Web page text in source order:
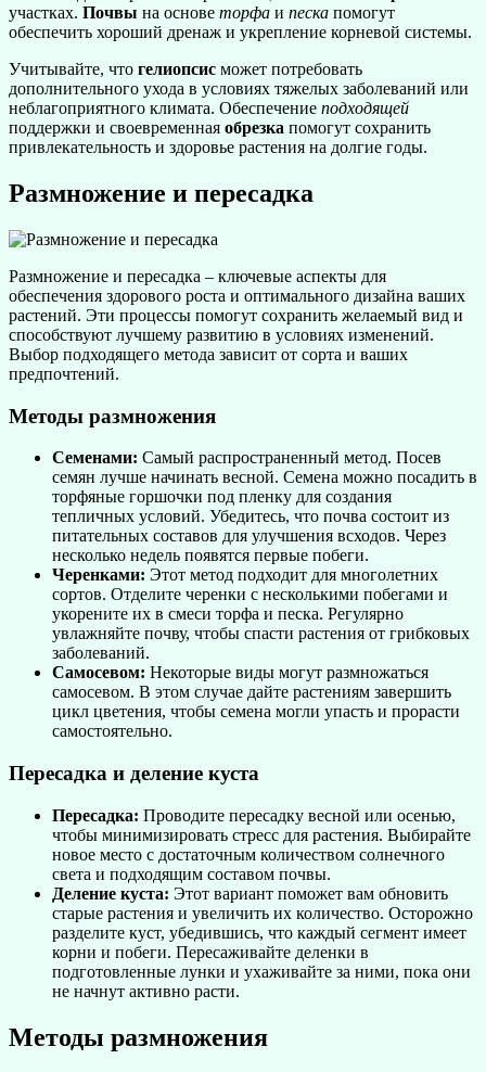
участках. Почвы на основе торфа и песка помогут
обеспечить хороший дренаж и укрепление корневой системы.
Учитывайте, что гелиопсис может потребовать
дополнительного ухода в условиях тяжелых заболеваний или
неблагоприятного климата. Обеспечение подходящей
поддержки и своевременная обрезка помогут сохранить
привлекательность и здоровье растения на долгие годы.
Размножение и пересадка
Размножение и пересадка – ключевые аспекты для
обеспечения здорового роста и оптимального дизайна ваших
растений. Эти процессы помогут сохранить желаемый вид и
способствуют лучшему развитию в условиях изменений.
Выбор подходящего метода зависит от сорта и ваших
предпочтений.
Методы размножения
Семенами: Самый распространенный метод. Посев
семян лучше начинать весной. Семена можно посадить в
торфяные горшочки под пленку для создания
тепличных условий. Убедитесь, что почва состоит из
питательных составов для улучшения всходов. Через
несколько недель появятся первые побеги.
Черенками: Этот метод подходит для многолетних
сортов. Отделите черенки с несколькими побегами и
укорените их в смеси торфа и песка. Регулярно
увлажняйте почву, чтобы спасти растения от грибковых
заболеваний.
Самосевом: Некоторые виды могут размножаться
самосевом. В этом случае дайте растениям завершить
цикл цветения, чтобы семена могли упасть и прорасти
самостоятельно.
Пересадка и деление куста
Пересадка: Проводите пересадку весной или осенью,
чтобы минимизировать стресс для растения. Выбирайте
новое место с достаточным количеством солнечного
света и подходящим составом почвы.
Деление куста: Этот вариант поможет вам обновить
старые растения и увеличить их количество. Осторожно
разделите куст, убедившись, что каждый сегмент имеет
корни и побеги. Пересаживайте деленки в
подготовленные лунки и ухаживайте за ними, пока они
не начнут активно расти.
Методы размножения